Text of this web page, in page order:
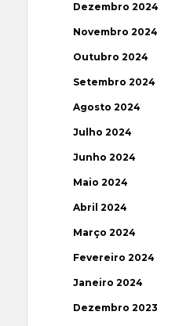
Dezembro 2024
Novembro 2024
Outubro 2024
Setembro 2024
Agosto 2024
Julho 2024
Junho 2024
Maio 2024
Abril 2024
Março 2024
Fevereiro 2024
Janeiro 2024
Dezembro 2023